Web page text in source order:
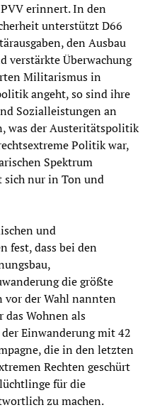
erinnert. In den
unterstützt D66
den Ausbau
verstärkte Überwachung
Militarismus in
angeht, so sind ihre
Sozialleistungen an
was der Austeritätspolitik
Politik war,
Spektrum
nur in Ton und
und
fest, dass bei den
die größte
vor der Wahl nannten
das Wohnen als
Einwanderung mit 42
die in den letzten
Rechten geschürt
für die
zu machen.